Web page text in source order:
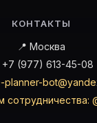
КОНТАКТЫ
📍 Москва
+7 (977) 613-45-08
planner-
сотрудничества: